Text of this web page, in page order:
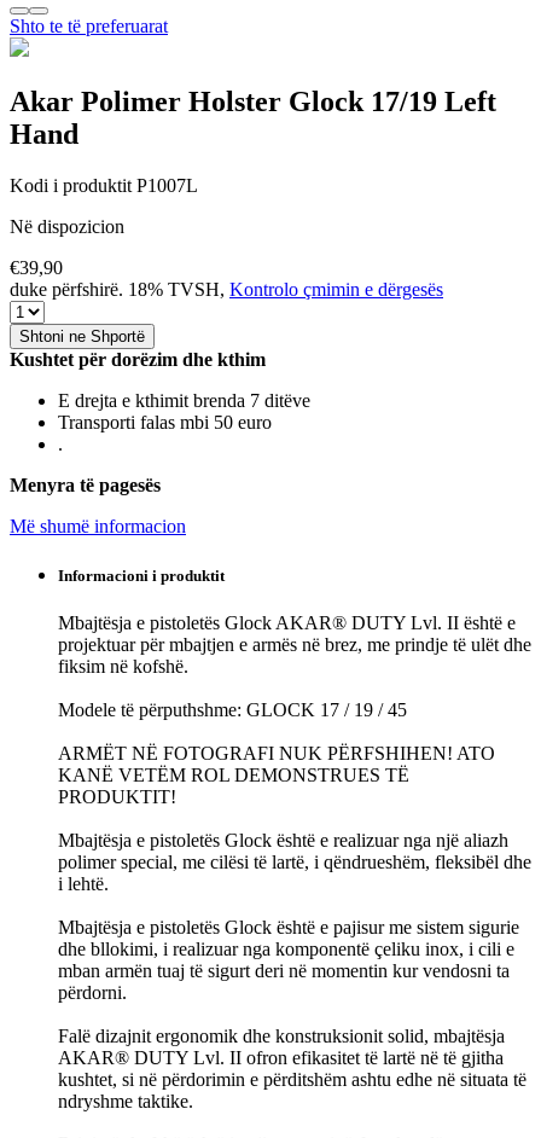
Shto te të preferuarat
Akar Polimer Holster Glock 17/19 Left
Hand
Kodi i produktit P1007L
Në dispozicion
€39,90
duke përfshirë. 18% TVSH, Kontrolo çmimin e dërgesës
Shtoni ne Shportë
Kushtet për dorëzim dhe kthim
E drejta e kthimit brenda 7 ditëve
Transporti falas mbi 50 euro
.
Menyra të pagesës
Më shumë informacion
Informacioni i produktit
Mbajtësja e pistoletës Glock AKAR® DUTY Lvl. II është e
projektuar për mbajtjen e armës në brez, me prindje të ulët dhe
fiksim në kofshë.
Modele të përputhshme: GLOCK 17 / 19 / 45
ARMËT NË FOTOGRAFI NUK PËRFSHIHEN! ATO
KANË VETËM ROL DEMONSTRUES TË
PRODUKTIT!
Mbajtësja e pistoletës Glock është e realizuar nga një aliazh
polimer special, me cilësi të lartë, i qëndrueshëm, fleksibël dhe
i lehtë.
Mbajtësja e pistoletës Glock është e pajisur me sistem sigurie
dhe bllokimi, i realizuar nga komponentë çeliku inox, i cili e
mban armën tuaj të sigurt deri në momentin kur vendosni ta
përdorni.
Falë dizajnit ergonomik dhe konstruksionit solid, mbajtësja
AKAR® DUTY Lvl. II ofron efikasitet të lartë në të gjitha
kushtet, si në përdorimin e përditshëm ashtu edhe në situata të
ndryshme taktike.